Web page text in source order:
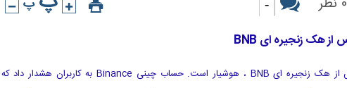
[ad_1] صنعت رمزنگاری پس از هک زنجیره ای BNB ، هوشیار است. حساب چینی Binance به کاربران هشدار داد که